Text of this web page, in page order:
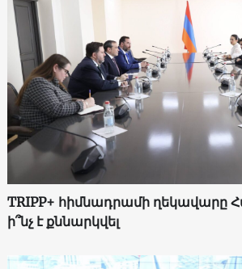
TRIPP+ հիմնադրամի ղեկավարը
ի՞նչ է քննարկվել